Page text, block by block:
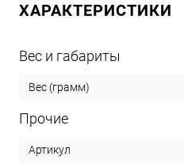
ХАРАКТЕРИСТИКИ
Вес и габариты
Вес (грамм)
Прочие
Артикул